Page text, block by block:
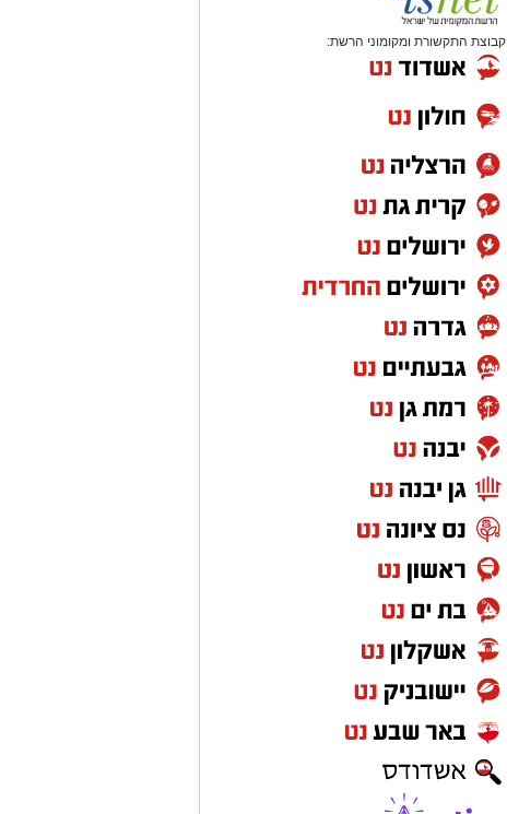
קבוצת התקשורת ומקומוני הרשת: